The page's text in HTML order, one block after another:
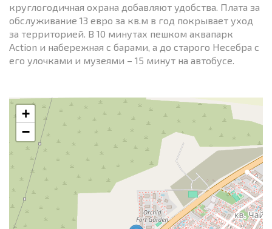
круглогодичная охрана добавляют удобства. Плата за
обслуживание 13 евро за кв.м в год покрывает уход
за территорией. В 10 минутах пешком аквапарк
Action и набережная с барами, а до старого Несебра с
его улочками и музеями – 15 минут на автобусе.
+
−